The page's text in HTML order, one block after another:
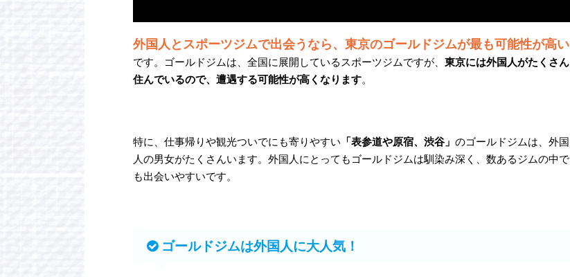
外国人とスポーツジムで出会うなら、東京のゴールドジムが最も可能性が高い
です。ゴールドジムは、全国に展開しているスポーツジムですが、 東京には外国人がたくさん
住んでいるので、遭遇する可能性が高くなります。
特に、仕事帰りや観光ついでにも寄りやすい 「表参道や原宿、渋谷」 のゴールドジムは、外国
人の男女がたくさんいます。外国人にとってもゴールドジムは馴染み深く、数あるジムの中で
も出会いやすいです。
ゴールドジムは外国人に大人気！